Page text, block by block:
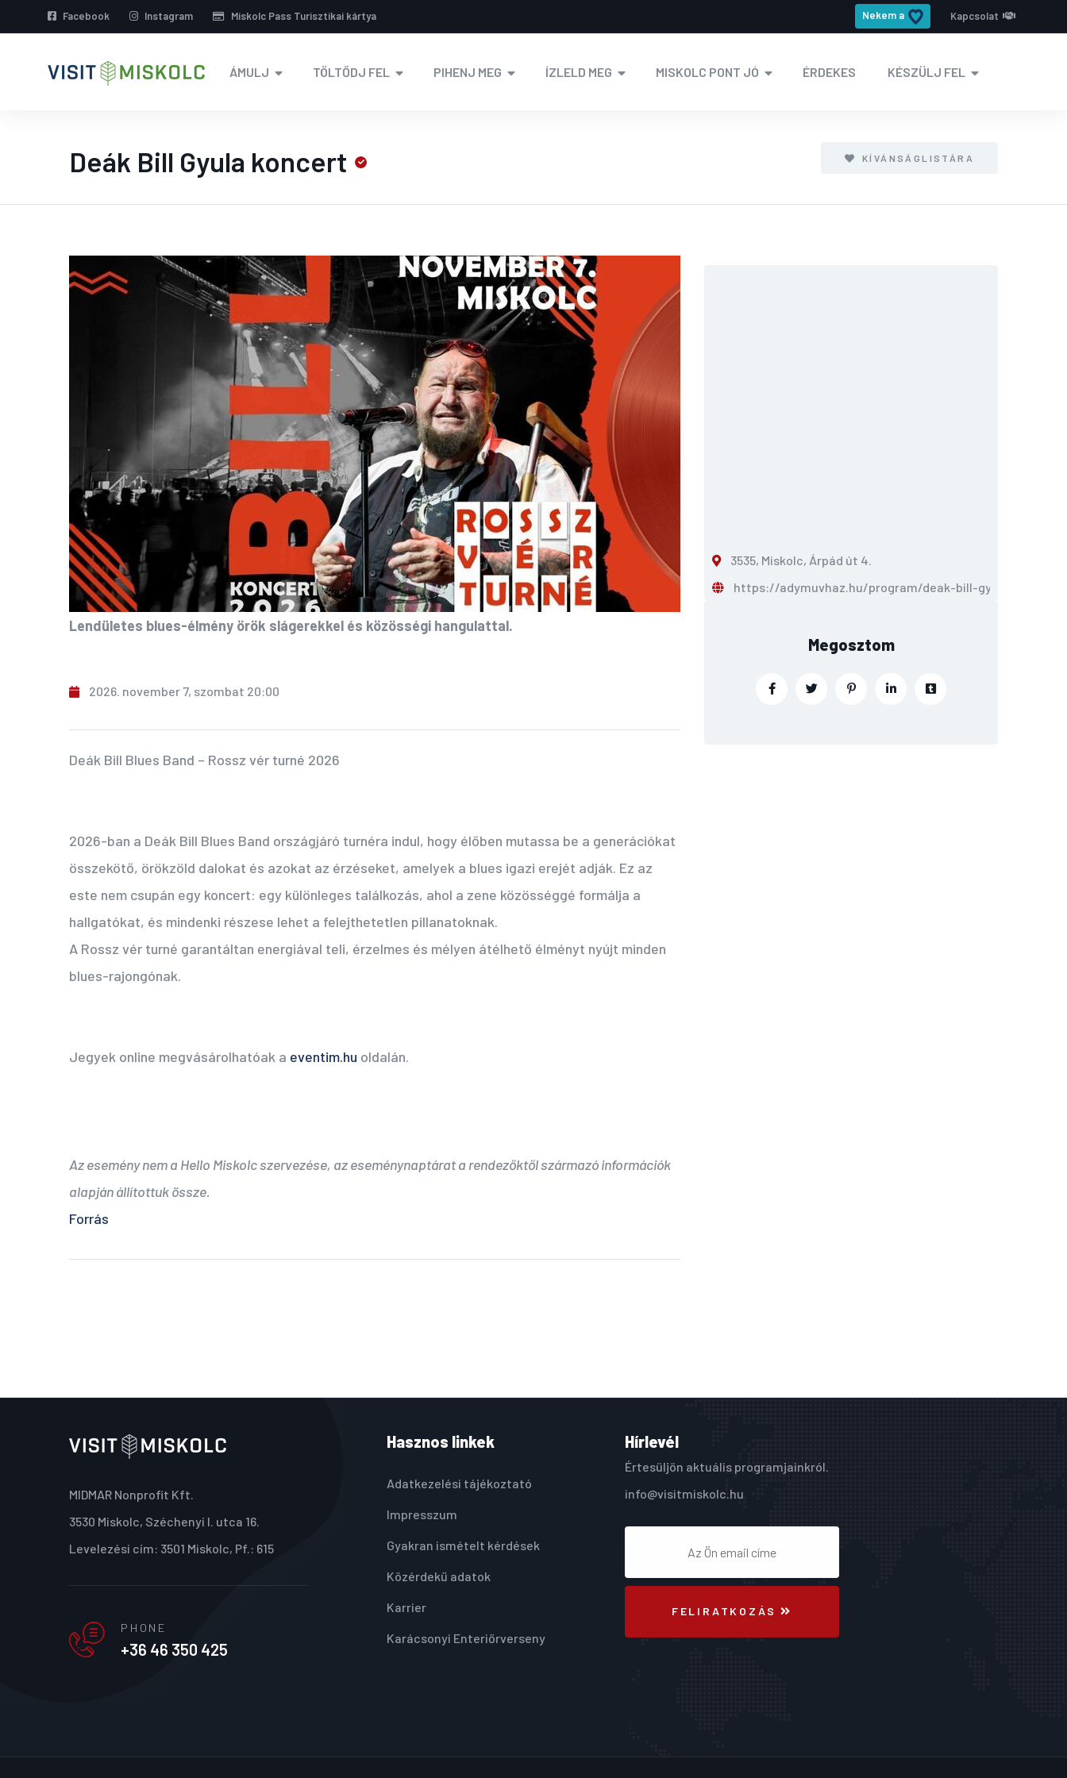
Facebook Instagram Miskolc Pass Turisztikai kártya Nekem a Kapcsolat
ÁMULJ TÖLTŐDJ FEL PIHENJ MEG ÍZLELD MEG MISKOLC PONT JÓ ÉRDEKES KÉSZÜLJ FEL
Deák Bill Gyula koncert KÍVÁNSÁGLISTÁRA
Lendületes blues-élmény örök slágerekkel és közösségi hangulattal.
2026. november 7, szombat 20:00
Deák Bill Blues Band – Rossz vér turné 2026
2026-ban a Deák Bill Blues Band országjáró turnéra indul, hogy élőben mutassa be a generációkat
összekötő, örökzöld dalokat és azokat az érzéseket, amelyek a blues igazi erejét adják. Ez az
este nem csupán egy koncert: egy különleges találkozás, ahol a zene közösséggé formálja a
hallgatókat, és mindenki részese lehet a felejthetetlen pillanatoknak.
A Rossz vér turné garantáltan energiával teli, érzelmes és mélyen átélhető élményt nyújt minden
blues-rajongónak.
Jegyek online megvásárolhatóak a eventim.hu oldalán.
Az esemény nem a Hello Miskolc szervezése, az eseménynaptárat a rendezőktől származó információk
alapján állítottuk össze.
Forrás
3535, Miskolc, Árpád út 4.
https://adymuvhaz.hu/program/deak-bill-gyula-koncert-
Megosztom
MIDMAR Nonprofit Kft.
3530 Miskolc, Széchenyi I. utca 16.
Levelezési cím: 3501 Miskolc, Pf.: 615
PHONE
+36 46 350 425
Hasznos linkek
Adatkezelési tájékoztató
Impresszum
Gyakran ismételt kérdések
Közérdekű adatok
Karrier
Karácsonyi Enteriőrverseny
Hírlevél
Értesüljön aktuális programjainkról.
info@visitmiskolc.hu
FELIRATKOZÁS